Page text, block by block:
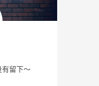
有留下～